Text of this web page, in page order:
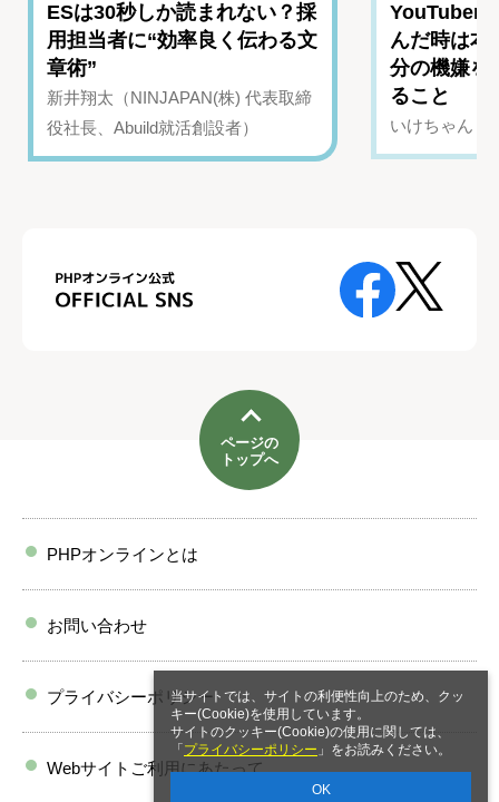
当サイトでは、サイトの利便性向上のため、クッ
キー(Cookie)を使用しています。
サイトのクッキー(Cookie)の使用に関しては、
「 プライバシーポリシー 」をお読みください。
OK
ESは30秒しか読まれない？採
用担当者に“効率良く伝わる文
章術”
新井翔太（NINJAPAN(株) 代表取締
役社長、Abuild就活創設者）
YouTuber
んだ時は
分の機嫌を
ること
いけちゃん（
ページの
トップへ
PHPオンラインとは
お問い合わせ
プライバシーポリシー
Webサイトご利用にあたって